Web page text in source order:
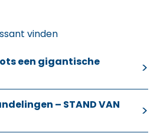
vinden
een gigantische
– STAND VAN